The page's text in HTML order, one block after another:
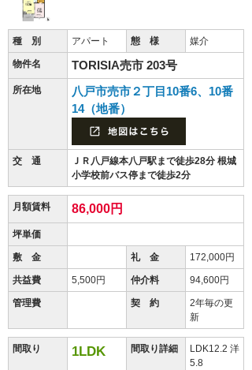
種 別 アパート 態 様 媒介
物件名 TORISIA売市 203号
所在地
八戸市売市２丁目10番6、10番
14（地番）
交 通
ＪＲ八戸線本八戸駅まで徒歩28分 根城
小学校前バス停まで徒歩2分
月額賃料 86,000円
坪単価
敷 金 礼 金 172,000円
共益費 5,500円 仲介料 94,600円
管理費 契 約
2年毎の更
新
間取り 1LDK 間取り詳細
LDK12.2 洋
5.8